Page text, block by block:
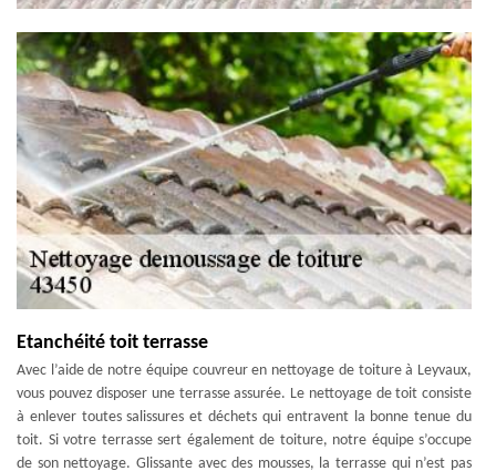
Etanchéité toit terrasse
Avec l’aide de notre équipe couvreur en nettoyage de toiture à Leyvaux,
vous pouvez disposer une terrasse assurée. Le nettoyage de toit consiste
à enlever toutes salissures et déchets qui entravent la bonne tenue du
toit. Si votre terrasse sert également de toiture, notre équipe s’occupe
de son nettoyage. Glissante avec des mousses, la terrasse qui n’est pas